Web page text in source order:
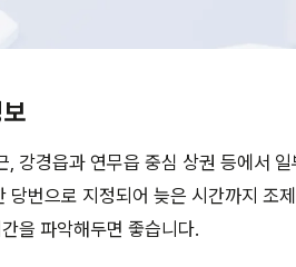
강경읍과 연무읍 중심 상권 등에서
당번으로 지정되어 늦은 시간까지 조
을 파악해두면 좋습니다.